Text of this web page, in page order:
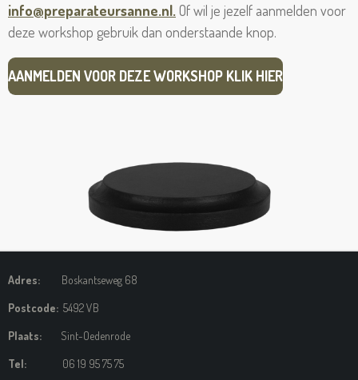
info@preparateursanne.nl.Of wil je jezelf aanmelden voor
deze workshop gebruik dan onderstaande knop.
AANMELDEN VOOR DEZE WORKSHOP KLIK HIER
Adres: Boskantseweg 68
Postcode: 5492 VB
Plaats: Sint-Oedenrode
Tel: 06 19 95 75 75